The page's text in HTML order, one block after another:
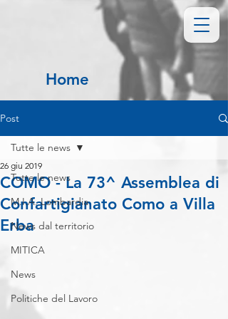
Home
Post
Tutte le news
M.I.A. Lombardia
News dal territorio
MITICA
News
Politiche del Lavoro
Tutte le news
COMO - La 73^ Assemblea di
Confartigianato Como a Villa
Erba
26 giu 2019